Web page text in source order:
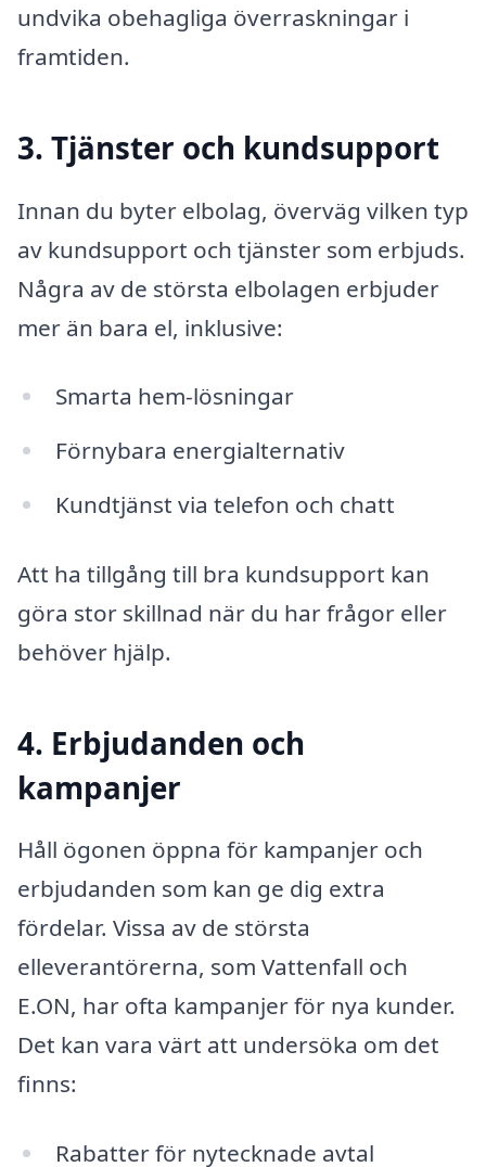
undvika obehagliga överraskningar i
framtiden.
3. Tjänster och kundsupport
Innan du byter elbolag, överväg vilken typ
av kundsupport och tjänster som erbjuds.
Några av de största elbolagen erbjuder
mer än bara el, inklusive:
Smarta hem-lösningar
Förnybara energialternativ
Kundtjänst via telefon och chatt
Att ha tillgång till bra kundsupport kan
göra stor skillnad när du har frågor eller
behöver hjälp.
4. Erbjudanden och
kampanjer
Håll ögonen öppna för kampanjer och
erbjudanden som kan ge dig extra
fördelar. Vissa av de största
elleverantörerna, som Vattenfall och
E.ON, har ofta kampanjer för nya kunder.
Det kan vara värt att undersöka om det
finns:
Rabatter för nytecknade avtal